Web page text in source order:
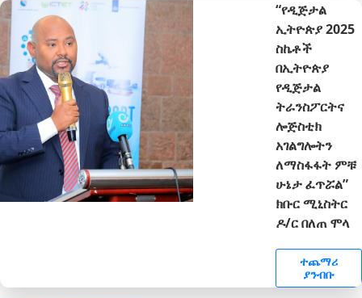
“የዲጅታል
ኢትዮጵያ 2025
ስኬቶች
በኢትዮጵያ
የዲጅታል
ትራንስፖርትና
ሎጅስቲክ
አገልግሎትን
ለማስፋፋት ምቹ
ሁኔታ ፈጥሯል”
ክቡር ሚኒስትር
ዶ/ር በለጠ ሞላ
ተጨማሪ
ያንብቡ